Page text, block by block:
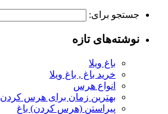
جستجو برای:
نوشته‌های تازه
باغ ویلا
خرید باغ , باغ ویلا
انواع هرس
بهترین زمان برای هرس کردن
پیراستن (هرس کردن) باغ